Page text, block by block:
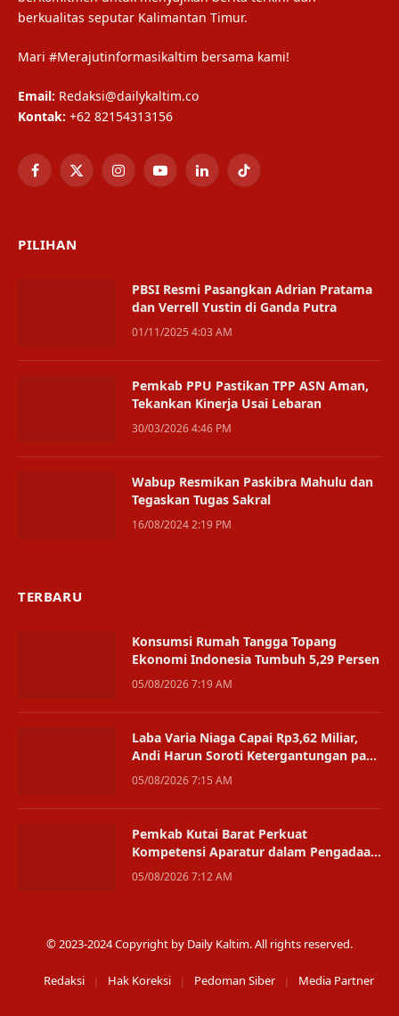
berkualitas seputar Kalimantan Timur.
Mari #Merajutinformasikaltim bersama kami!
Email: Redaksi@dailykaltim.co
Kontak: +62 82154313156
Facebook
X
InstagramYouTubeLinkedInTikTok
PILIHAN
PBSI Resmi Pasangkan Adrian Pratama
dan Verrell Yustin di Ganda Putra
01/11/2025 4:03 AM
Pemkab PPU Pastikan TPP ASN Aman,
Tekankan Kinerja Usai Lebaran
30/03/2026 4:46 PM
Wabup Resmikan Paskibra Mahulu dan
Tegaskan Tugas Sakral
16/08/2024 2:19 PM
TERBARU
Konsumsi Rumah Tangga Topang
Ekonomi Indonesia Tumbuh 5,29 Persen
05/08/2026 7:19 AM
Laba Varia Niaga Capai Rp3,62 Miliar,
Andi Harun Soroti Ketergantungan pada
Satu Bisnis
05/08/2026 7:15 AM
Pemkab Kutai Barat Perkuat
Kompetensi Aparatur dalam Pengadaan
Digital
05/08/2026 7:12 AM
© 2023-2024 Copyright by Daily Kaltim. All rights reserved.
Redaksi Hak Koreksi Pedoman Siber Media Partner